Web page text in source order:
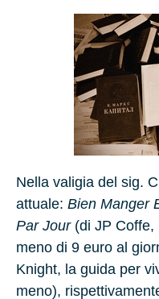
Nella valigia del sig.
attuale: Bien Manger
Par Jour(di JP Coffe,
meno di 9 euro al
Knight, la guida per
meno),